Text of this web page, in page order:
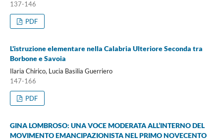
137-146
PDF
L'istruzione elementare nella Calabria Ulteriore Seconda tra
Borbone e Savoia
Ilaria Chirico, Lucia Basilia Guerriero
147-166
PDF
GINA LOMBROSO: UNA VOCE MODERATA ALL’INTERNO DEL
MOVIMENTO EMANCIPAZIONISTA NEL PRIMO NOVECENTO